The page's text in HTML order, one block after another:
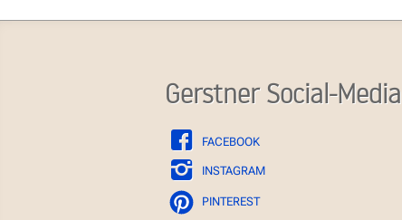
Gerstner Social-Media
FACEBOOK
INSTAGRAM
PINTEREST